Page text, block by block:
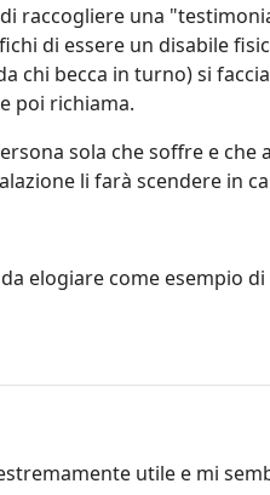
raccogliere una
di essere un disabile
chi becca in turno) si
poi richiama.
sola che soffre e
li farà scendere in
elogiare come esempio
utile e mi